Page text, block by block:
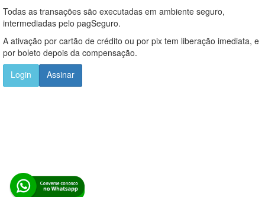
Todas as transações são executadas em ambiente seguro,
intermediadas pelo pagSeguro.
A ativação por cartão de crédito ou por pix tem liberação imediata, e
por boleto depois da compensação.
Login
Assinar